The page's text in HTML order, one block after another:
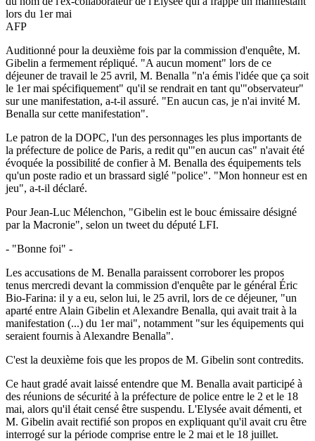
lors du 1er mai
AFP
Auditionné pour la deuxième fois par la commission d'enquête, M.
Gibelin a fermement répliqué. "A aucun moment" lors de ce
déjeuner de travail le 25 avril, M. Benalla "n'a émis l'idée que ça soit
le 1er mai spécifiquement" qu'il se rendrait en tant qu'"observateur"
sur une manifestation, a-t-il assuré. "En aucun cas, je n'ai invité M.
Benalla sur cette manifestation".
Le patron de la DOPC, l'un des personnages les plus importants de
la préfecture de police de Paris, a redit qu'"en aucun cas" n'avait été
évoquée la possibilité de confier à M. Benalla des équipements tels
qu'un poste radio et un brassard siglé "police". "Mon honneur est en
jeu", a-t-il déclaré.
Pour Jean-Luc Mélenchon, "Gibelin est le bouc émissaire désigné
par la Macronie", selon un tweet du député LFI.
- "Bonne foi" -
Les accusations de M. Benalla paraissent corroborer les propos
tenus mercredi devant la commission d'enquête par le général Éric
Bio-Farina: il y a eu, selon lui, le 25 avril, lors de ce déjeuner, "un
aparté entre Alain Gibelin et Alexandre Benalla, qui avait trait à la
manifestation (...) du 1er mai", notamment "sur les équipements qui
seraient fournis à Alexandre Benalla".
C'est la deuxième fois que les propos de M. Gibelin sont contredits.
Ce haut gradé avait laissé entendre que M. Benalla avait participé à
des réunions de sécurité à la préfecture de police entre le 2 et le 18
mai, alors qu'il était censé être suspendu. L'Elysée avait démenti, et
M. Gibelin avait rectifié son propos en expliquant qu'il avait cru être
interrogé sur la période comprise entre le 2 mai et le 18 juillet.